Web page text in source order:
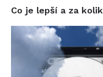
Co je lepší a za kolik